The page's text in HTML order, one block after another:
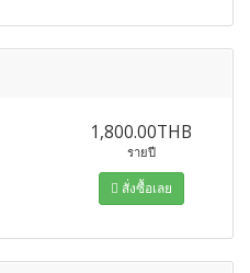
1,800.00THB
รายปี
สั่งซื้อเลย